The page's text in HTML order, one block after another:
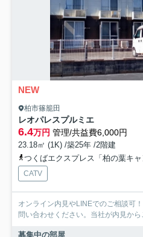
NEW
柏市篠籠田
レオパレスプルミエ
6.4万円 管理/共益費6,000円
23.18㎡ (1K) /築25年 /2階建
つくばエクスプレス「柏の葉キャンパス」
CATV
オンライン内見やLINEでのご相談可
問い合わせください。当社が内見か
募集中の部屋